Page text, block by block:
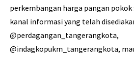
perkembangan harga pangan
kanal informasi yang telah
@perdagangan_tangerangkota,
@indagkopukm_tangerangkota,